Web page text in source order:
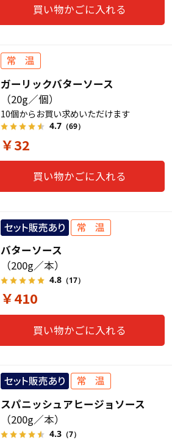
買い物かごに入れる
ガーリックバターソース
（20g／個）
10個からお買い求めいただけます
4.7（69）
￥32
買い物かごに入れる
バターソース
（200g／本）
4.8（17）
￥410
買い物かごに入れる
スパニッシュアヒージョソース
（200g／本）
4.3（7）